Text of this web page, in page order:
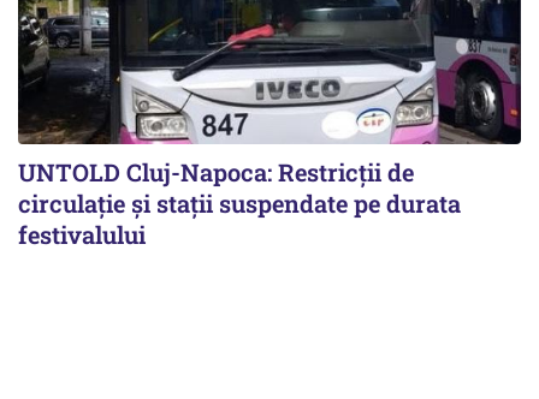
UNTOLD Cluj-Napoca: Restricții de
circulație și stații suspendate pe durata
festivalului